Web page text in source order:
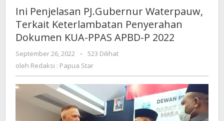
Waterpauw,
Terkait
Keterlambatan
PPAS
APBD-
P
2022
Ini Penjelasan PJ.Gubernur Waterpauw,
Terkait Keterlambatan Penyerahan
Dokumen KUA-PPAS APBD-P 2022
September 26, 2022
oleh
Redaksi
Star
-
523 Dilihat
oleh Redaksi : Papua Star